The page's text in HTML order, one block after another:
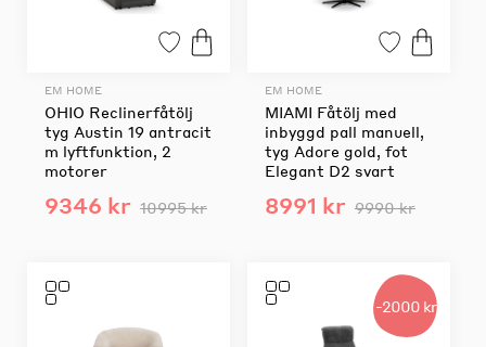
EM HOME
OHIO Reclinerfåtölj
tyg Austin 19 antracit
m lyftfunktion, 2
motorer
9346 kr 10995 kr
EM HOME
MIAMI Fåtölj med
inbyggd pall manuell,
tyg Adore gold, fot
Elegant D2 svart
8991 kr 9990 kr
-2000 kr